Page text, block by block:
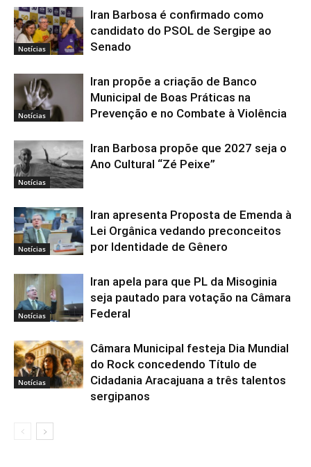
Notícias
Iran Barbosa é confirmado como
candidato do PSOL de Sergipe ao
Senado
Notícias
Iran propõe a criação de Banco
Municipal de Boas Práticas na
Prevenção e no Combate à Violência
Notícias
Iran Barbosa propõe que 2027 seja o
Ano Cultural “Zé Peixe”
Notícias
Iran apresenta Proposta de Emenda à
Lei Orgânica vedando preconceitos
por Identidade de Gênero
Notícias
Iran apela para que PL da Misoginia
seja pautado para votação na Câmara
Federal
Notícias
Câmara Municipal festeja Dia Mundial
do Rock concedendo Título de
Cidadania Aracajuana a três talentos
sergipanos